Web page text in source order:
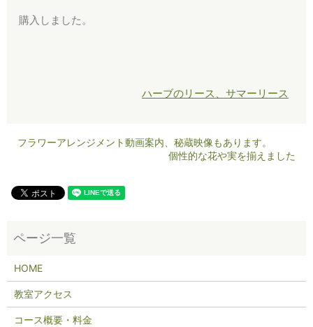
購入しました。
ハーブのリース、サマーリース
フラワーアレンジメント動画案内、秘蔵映像もあります。
個性的な花や実を揃えました
HOME
教室アクセス
コース概要・料金